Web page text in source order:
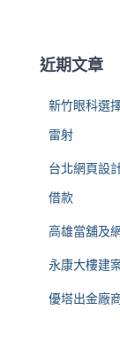
:近期文章
新竹眼科選
雷射
台北網頁設
借款
高雄當舖及
永康大樓建
優塔出金廠